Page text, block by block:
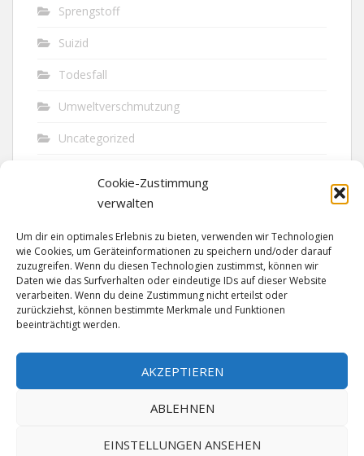
Cookie-Zustimmung
verwalten
Um dir ein optimales Erlebnis zu bieten, verwenden wir Technologien
wie Cookies, um Geräteinformationen zu speichern und/oder darauf
zuzugreifen. Wenn du diesen Technologien zustimmst, können wir
Daten wie das Surfverhalten oder eindeutige IDs auf dieser Website
verarbeiten. Wenn du deine Zustimmung nicht erteilst oder
zurückziehst, können bestimmte Merkmale und Funktionen
beeinträchtigt werden.
AKZEPTIEREN
ABLEHNEN
EINSTELLUNGEN ANSEHEN
Sprengstoff
Suizid
Todesfall
Umweltverschmutzung
Uncategorized
Vandalismus
Verkehr
Verkehrsunfall
Vermisst
Waffen